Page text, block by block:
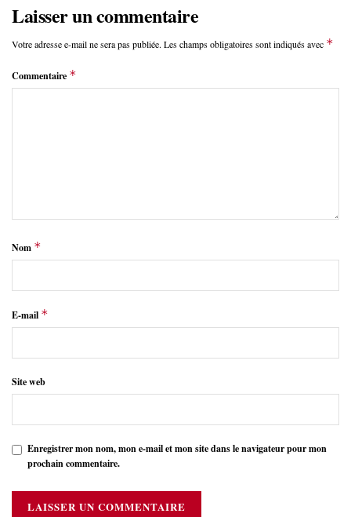
Laisser un commentaire
Votre adresse e-mail ne sera pas publiée. Les champs obligatoires sont indiqués avec *
Commentaire *
Nom *
E-mail *
Site web
Enregistrer mon nom, mon e-mail et mon site dans le navigateur pour mon
prochain commentaire.